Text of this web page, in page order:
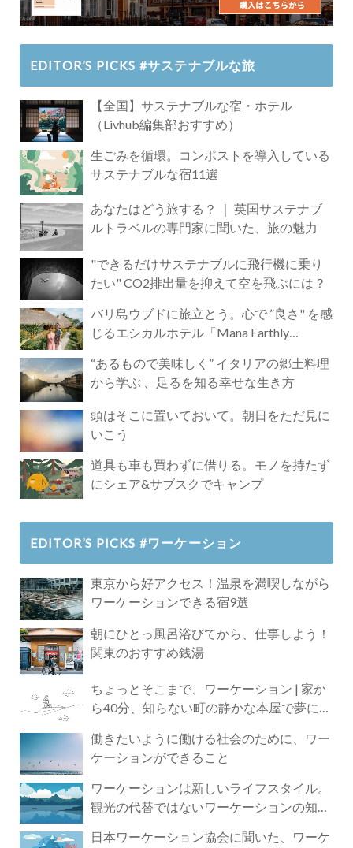
EDITOR’S PICKS #サステナブルな旅
【全国】サステナブルな宿・ホテル
（Livhub編集部おすすめ）
生ごみを循環。コンポストを導入している
サステナブルな宿11選
あなたはどう旅する？ ｜ 英国サステナブ
ルトラベルの専門家に聞いた、旅の魅力
"できるだけサステナブルに飛行機に乗り
たい" CO2排出量を抑えて空を飛ぶには？
バリ島ウブドに旅立とう。心で ”良さ" を感
じるエシカルホテル「Mana Earthly
“あるもので美味しく” イタリアの郷土料理
から学ぶ 、足るを知る幸せな生き方
頭はそこに置いておいて。朝日をただ見に
いこう
道具も車も買わずに借りる。モノを持たず
にシェア&サブスクでキャンプ
EDITOR’S PICKS #ワーケーション
東京から好アクセス！温泉を満喫しながら
ワーケーションできる宿9選
朝にひとっ風呂浴びてから、仕事しよう！
関東のおすすめ銭湯
ちょっとそこまで、ワーケーション | 家か
ら40分、知らない町の静かな本屋で夢に近
働きたいように働ける社会のために、ワー
ケーションができること
ワーケーションは新しいライフスタイル。
観光の代替ではないワーケーションの知ら
日本ワーケーション協会に聞いた、ワーケ